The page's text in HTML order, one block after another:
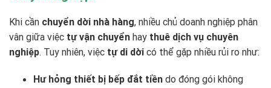
Khi cần chuyển dời nhà hàng, nhiều chủ doanh nghiệp phân
vân giữa việc tự vận chuyển hay thuê dịch vụ chuyên
nghiệp. Tuy nhiên, việc tự di dời có thể gặp nhiều rủi ro như:
Hư hỏng thiết bị bếp đắt tiền do đóng gói không